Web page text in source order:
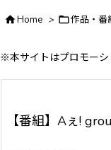
Home > 作品・番
※本サイトはプロモーシ
【番組】Aぇ!